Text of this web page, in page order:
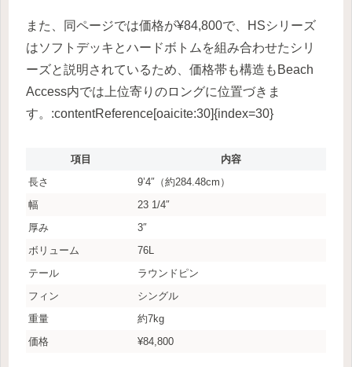
また、同ページでは価格が¥84,800で、HSシリーズ
はソフトデッキとハードボトムを組み合わせたシリ
ーズと説明されているため、価格帯も構造もBeach
Access内では上位寄りのロングに位置づきま
す。:contentReference[oaicite:30]{index=30}
項目
内容
長さ
9’4″（約284.48cm）
幅
23 1/4″
厚み
3″
ボリューム
76L
テール
ラウンドピン
フィン
シングル
重量
約7kg
価格
¥84,800